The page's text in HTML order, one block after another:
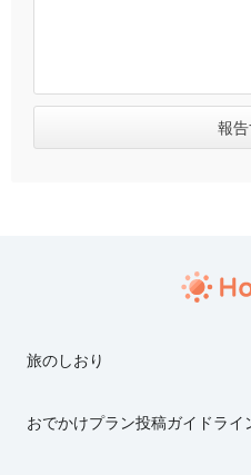
旅のしおり
おでかけプラン投稿ガイドライ